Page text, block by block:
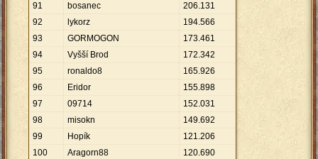
91
bosanec 206.131
92
lykorz 194.566
93
GORMOGON 173.461
94
Vyšší Brod 172.342
95
ronaldo8 165.926
96
Eridor 155.898
97
09714 152.031
98
misokn 149.692
99
Hopík 121.206
100
Aragorn88 120.690